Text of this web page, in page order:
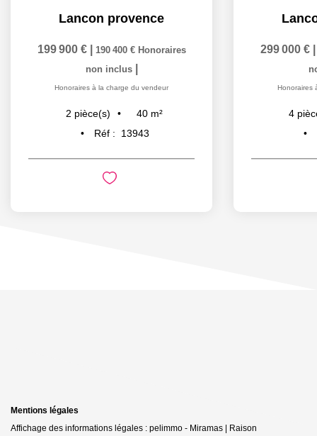
Lancon provence
199 900 € 190 400 € Honoraires
non inclus
Honoraires à la charge du vendeur
2 pièce(s) 40 m²
Réf :
13943
299 000 €
Honoraires
4
Mentions légales
Affichage des informations légales : pelimmo - Miramas | Raison